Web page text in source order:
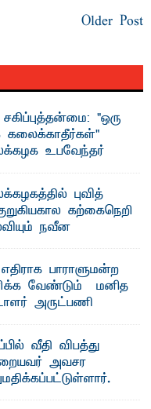
Older Post
சகிப்புத்தன்மை: "ஒரு
–
உபவேந்தர்
கனவு என்னால்
மாணவரும் ...
புவித்
கற்கைநெறி
நவீன
கலை மற்றும் கலாசார
பாராளுமன்ற
வேண்டும் – மனித
அருட்பணி
அரசுசாரா
சட்டமூலத்தை ...
வீதி விபத்து
அவசர